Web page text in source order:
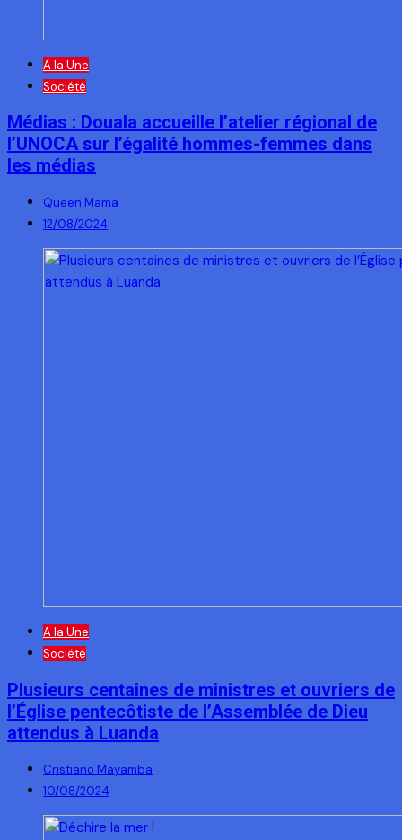
A la Une
Société
Médias : Douala accueille l’atelier régional de
l’UNOCA sur l’égalité hommes-femmes dans
les médias
Queen Mama
12/08/2024
A la Une
Société
Plusieurs centaines de ministres et ouvriers de
l’Église pentecôtiste de l’Assemblée de Dieu
attendus à Luanda
Cristiano Mayamba
10/08/2024